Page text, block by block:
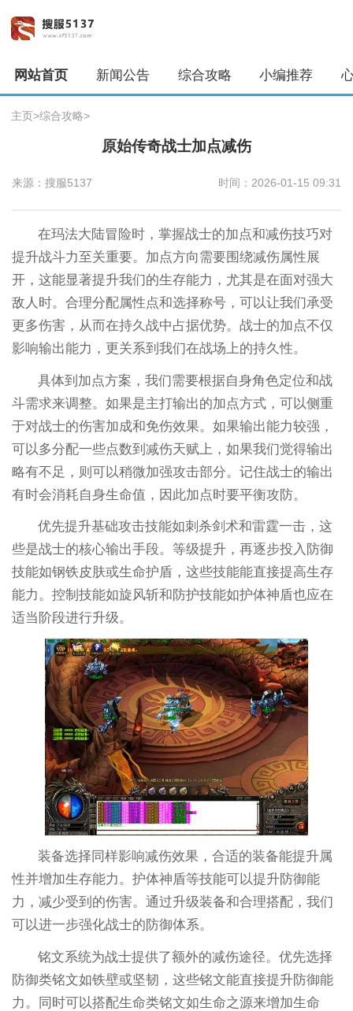
网站首页 新闻公告 综合攻略 小编推荐
主页>综合攻略>
原始传奇战士加点减伤
来源：搜服5137 时间：2026-01-15 09:31
在玛法大陆冒险时，掌握战士的加点和减伤技巧对
提升战斗力至关重要。加点方向需要围绕减伤属性展
开，这能显著提升我们的生存能力，尤其是在面对强大
敌人时。合理分配属性点和选择称号，可以让我们承受
更多伤害，从而在持久战中占据优势。战士的加点不仅
影响输出能力，更关系到我们在战场上的持久性。
具体到加点方案，我们需要根据自身角色定位和战
斗需求来调整。如果是主打输出的加点方式，可以侧重
于对战士的伤害加成和免伤效果。如果输出能力较强，
可以多分配一些点数到减伤天赋上，如果我们觉得输出
略有不足，则可以稍微加强攻击部分。记住战士的输出
有时会消耗自身生命值，因此加点时要平衡攻防。
优先提升基础攻击技能如刺杀剑术和雷霆一击，这
些是战士的核心输出手段。等级提升，再逐步投入防御
技能如钢铁皮肤或生命护盾，这些技能能直接提高生存
能力。控制技能如旋风斩和防护技能如护体神盾也应在
适当阶段进行升级。
装备选择同样影响减伤效果，合适的装备能提升属
性并增加生存能力。护体神盾等技能可以提升防御能
力，减少受到的伤害。通过升级装备和合理搭配，我们
可以进一步强化战士的防御体系。
铭文系统为战士提供了额外的减伤途径。优先选择
防御类铭文如铁壁或坚韧，这些铭文能直接提升防御能
力。同时可以搭配生命类铭文如生命之源来增加生命